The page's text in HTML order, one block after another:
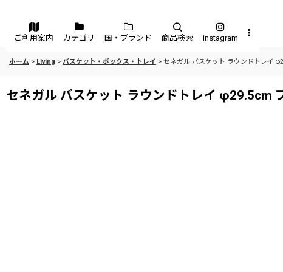
メニュー
ご利用案内 カテゴリ 国・ブランド 商品検索 instagram
ホーム > Living > バスケット・ボックス・トレイ > セネガル バスケット ラウンドトレイ
セネガル バスケット ラウンドトレイ φ29.5cm